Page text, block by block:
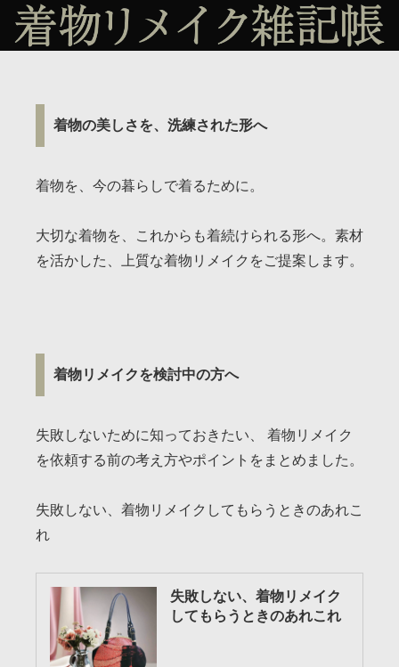
着物の美しさを、洗練された形へ
着物を、今の暮らしで着るために。
大切な着物を、これからも着続けられる形へ。素材
を活かした、上質な着物リメイクをご提案します。
着物リメイクを検討中の方へ
失敗しないために知っておきたい、 着物リメイク
を依頼する前の考え方やポイントをまとめました。
失敗しない、着物リメイクしてもらうときのあれこ
れ
失敗しない、着物リメイク
してもらうときのあれこれ